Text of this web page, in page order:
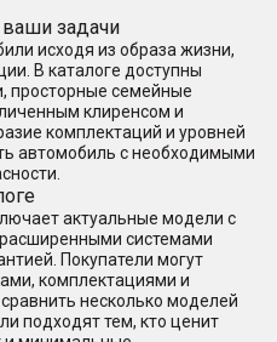
задачи
исходя из образа жизни,
В каталоге доступны
просторные семейные
клиренсом и
комплектаций и уровней
автомобиль с необходимыми
актуальные модели с
системами
Покупатели могут
комплектациями и
несколько моделей
подходят тем, кто ценит